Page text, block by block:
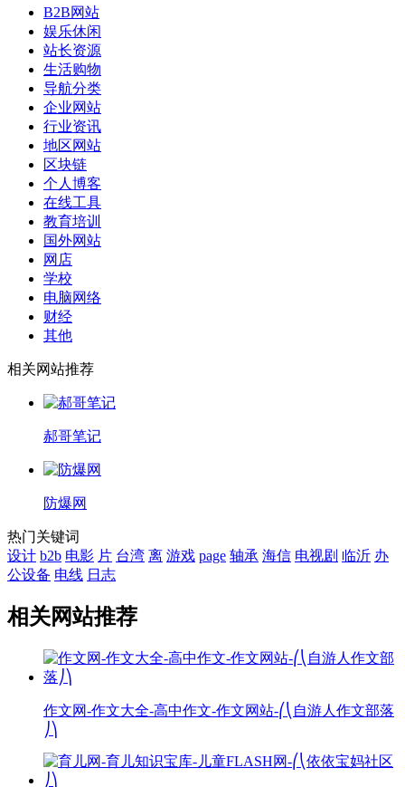
B2B网站
娱乐休闲
站长资源
生活购物
导航分类
企业网站
行业资讯
地区网站
区块链
个人博客
在线工具
教育培训
国外网站
网店
学校
电脑网络
财经
其他
相关网站推荐
郝哥笔记
防爆网
热门关键词
设计 b2b 电影 片 台湾 离 游戏 page 轴承 海信 电视剧 临沂 办
公设备 电线 日志
相关网站推荐
作文网-作文大全-高中作文-作文网站-⎛⎝自游人作文部落
⎠⎞